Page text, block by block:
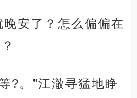
安了？怎么偏偏在
?。”江澈寻猛地睁